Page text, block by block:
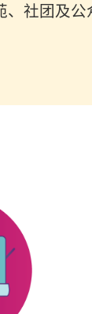
、社团及公